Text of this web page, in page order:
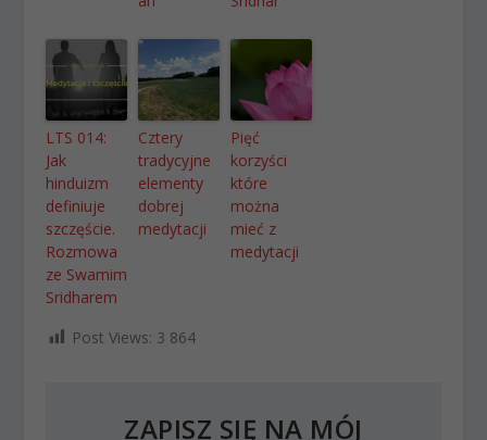
LTS 014:
Jak
hinduizm
definiuje
szczęście.
Rozmowa
ze Swamim
Sridharem
Cztery
tradycyjne
elementy
dobrej
medytacji
Pięć
korzyści
które
można
mieć z
medytacji
Post Views: 3 864
ZAPISZ SIĘ NA MÓJ